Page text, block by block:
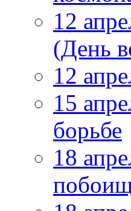
12
(День
12
15
борьбе
18